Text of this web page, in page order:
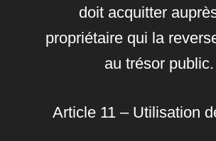
doit acquitter
propriétaire qui la
au trésor public.
Article 11 – Utilisation